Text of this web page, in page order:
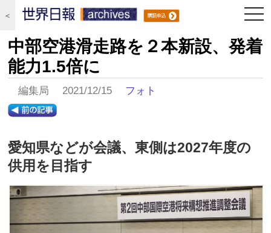
＜
中部空港滑走路を２本新設、発着
能力1.5倍に
編集局 2021/12/15 フォト
愛知県などが会議、東側は2027年度の
供用を目指す